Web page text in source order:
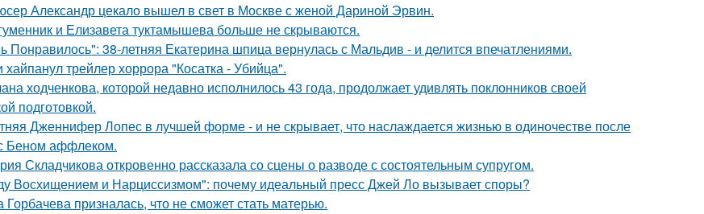
Александр цекало вышел в свет в Москве с женой Дариной Эрвин.
и Елизавета туктамышева больше не скрываются.
Понравилось": 38-летняя Екатерина шпица вернулась с Мальдив - и делится впечатлениями.
хайпанул трейлер хоррора "Косатка - Убийца".
ходченкова, которой недавно исполнилось 43 года, продолжает удивлять поклонников своей
подготовкой.
Дженнифер Лопес в лучшей форме - и не скрывает, что наслаждается жизнью в одиночестве после
Беном аффлеком.
Складчикова откровенно рассказала со сцены о разводе с состоятельным супругом.
Восхищением и Нарциссизмом": почему идеальный пресс Джей Ло вызывает споры?
Горбачева призналась, что не сможет стать матерью.